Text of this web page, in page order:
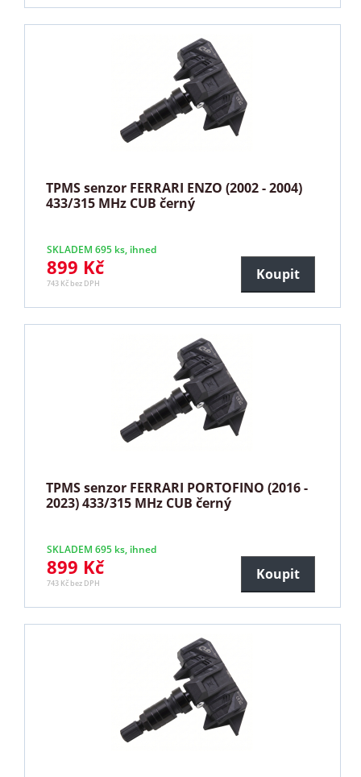
TPMS senzor FERRARI ENZO (2002 - 2004)
433/315 MHz CUB černý
SKLADEM 695 ks, ihned
899 Kč
743 Kč bez DPH
Koupit
TPMS senzor FERRARI PORTOFINO (2016 -
2023) 433/315 MHz CUB černý
SKLADEM 695 ks, ihned
899 Kč
743 Kč bez DPH
Koupit